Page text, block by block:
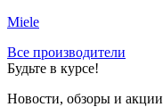
Miele
Все производители
Будьте в курсе!
Новости, обзоры и акции